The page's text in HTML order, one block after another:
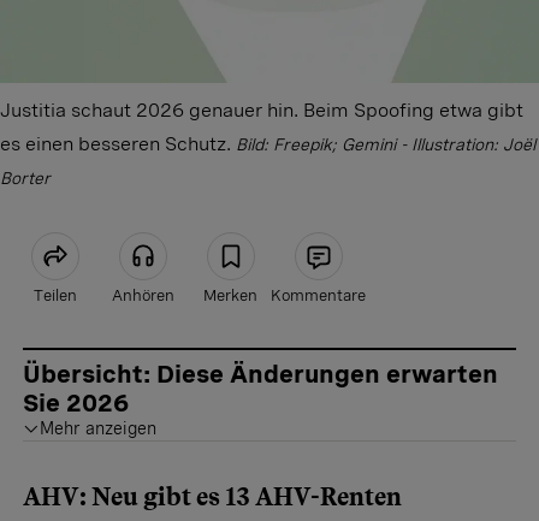
Justitia schaut 2026 genauer hin. Beim Spoofing etwa gibt
es einen besseren Schutz. Bild: Freepik; Gemini - Illustration: Joël
Borter
Teilen Anhören Merken Kommentare
Artikel teilen
Übersicht: Diese Änderungen erwarten
Sie 2026
Mehr anzeigen
AHV: Neu gibt es 13 AHV-Renten